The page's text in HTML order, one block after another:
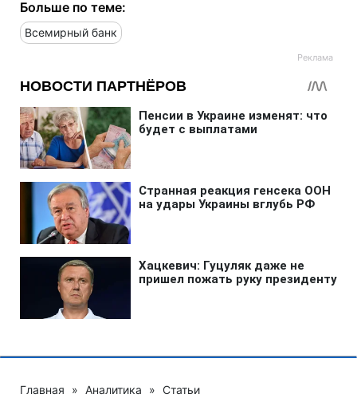
Больше по теме:
Всемирный банк
Главная » Аналитика » Статьи